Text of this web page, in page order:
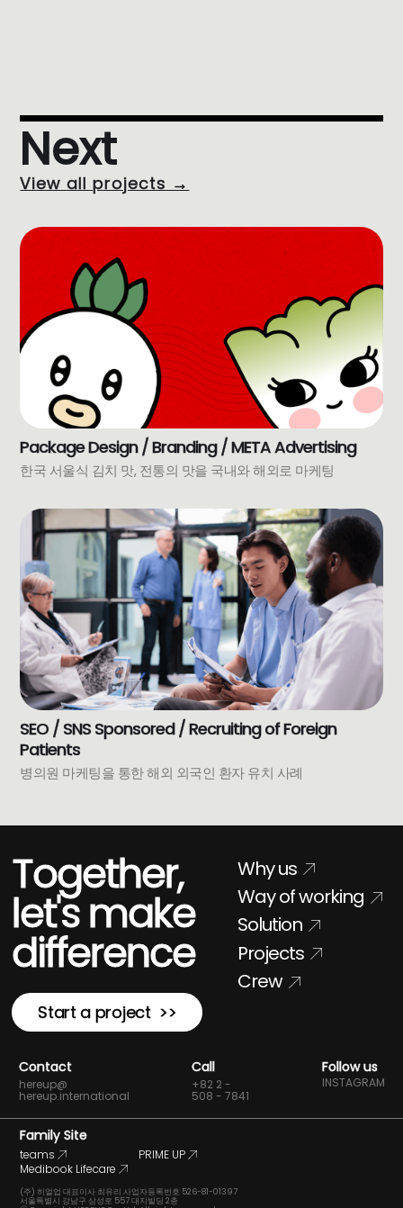
Next
View all projects →
Package Design / Branding / META Advertising
한국 서울식 김치 맛, 전통의 맛을 국내와 해외로 마케팅
SEO / SNS Sponsored / Recruiting of Foreign
Patients
병의원 마케팅을 통한 해외 외국인 환자 유치 사례
Together,
let's make
difference
Start a project >>
Why us
Way of working
Solution
Projects
Crew
Contact
hereup@
hereup.international
Call
+82 2 -
508 - 7841
Follow us
INSTAGRAM
Family Site
teams
Medibook Lifecare
PRIME UP
(주) 히얼업 대표이사 최유리 사업자등록번호 526-81-01397
서울특별시 강남구 삼성로 557 대지빌딩 2층